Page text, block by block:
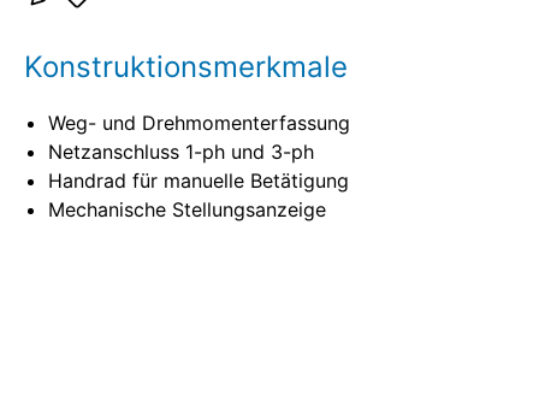
Konstruktionsmerkmale
Weg- und Drehmomenterfassung
Netzanschluss 1-ph und 3-ph
Handrad für manuelle Betätigung
Mechanische Stellungsanzeige